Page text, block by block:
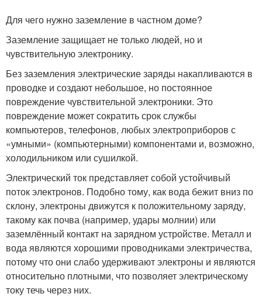
Для чего нужно заземление в частном доме?
Заземление защищает не только людей, но и
чувствительную электронику.
Без заземления электрические заряды накапливаются в
проводке и создают небольшое, но постоянное
повреждение чувствительной электроники. Это
повреждение может сократить срок службы
компьютеров, телефонов, любых электроприборов с
«умными» (компьютерными) компонентами и, возможно,
холодильником или сушилкой.
Электрический ток представляет собой устойчивый
поток электронов. Подобно тому, как вода бежит вниз по
склону, электроны движутся к положительному заряду,
такому как почва (например, удары молнии) или
заземлённый контакт на зарядном устройстве. Металл и
вода являются хорошими проводниками электричества,
потому что они слабо удерживают электроны и являются
относительно плотными, что позволяет электрическому
току течь через них.